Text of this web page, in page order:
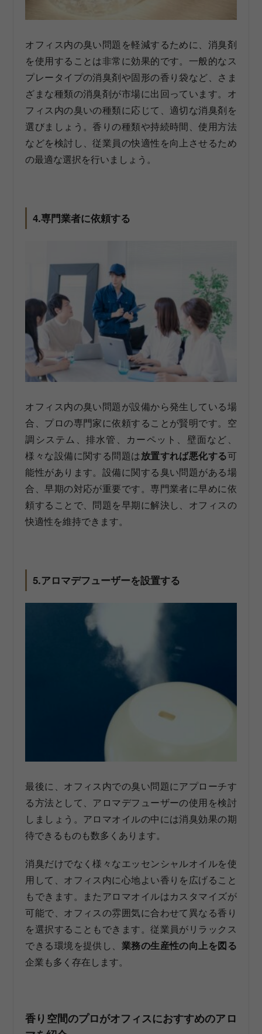
オフィス内の臭い問題を軽減するために、消臭剤
を使用することは非常に効果的です。一般的なス
プレータイプの消臭剤や固形の香り袋など、さま
ざまな種類の消臭剤が市場に出回っています。オ
フィス内の臭いの種類に応じて、適切な消臭剤を
選びましょう。香りの種類や持続時間、使用方法
などを検討し、従業員の快適性を向上させるため
の最適な選択を行いましょう。
4.専門業者に依頼する
オフィス内の臭い問題が設備から発生している場
合、プロの専門家に依頼することが賢明です。空
調システム、排水管、カーペット、壁面など、
様々な設備に関する問題は放置すれば悪化する可
能性があります。設備に関する臭い問題がある場
合、早期の対応が重要です。専門業者に早めに依
頼することで、問題を早期に解決し、オフィスの
快適性を維持できます。
5.アロマデフューザーを設置する
最後に、オフィス内での臭い問題にアプローチす
る方法として、アロマデフューザーの使用を検討
しましょう。アロマオイルの中には消臭効果の期
待できるものも数多くあります。
消臭だけでなく様々なエッセンシャルオイルを使
用して、オフィス内に心地よい香りを広げること
もできます。またアロマオイルはカスタマイズが
可能で、オフィスの雰囲気に合わせて異なる香り
を選択することもできます。従業員がリラックス
できる環境を提供し、 業務の生産性の向上を図る
企業も多く存在します。
香り空間のプロがオフィスにおすすめのアロ